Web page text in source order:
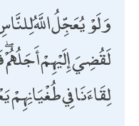
وَلَوْ يُعَجِّلُ اللَّهُ
لَقُضِيَ إِلَيْهِمْ
لِقَاءَنَا فِي